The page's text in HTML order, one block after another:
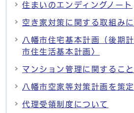
住まいのエンディングノート
空き家対策に関する取組み
八幡市住宅基本計画（後期
市住生活基本計画〉
マンション管理に関すること
八幡市空家等対策計画を策
代理受領制度について